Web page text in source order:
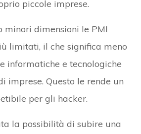
piccole imprese.
minori dimensioni le PMI
limitati, il che significa meno
informatiche e tecnologiche
imprese. Questo le rende un
per gli hacker.
la possibilità di subire una